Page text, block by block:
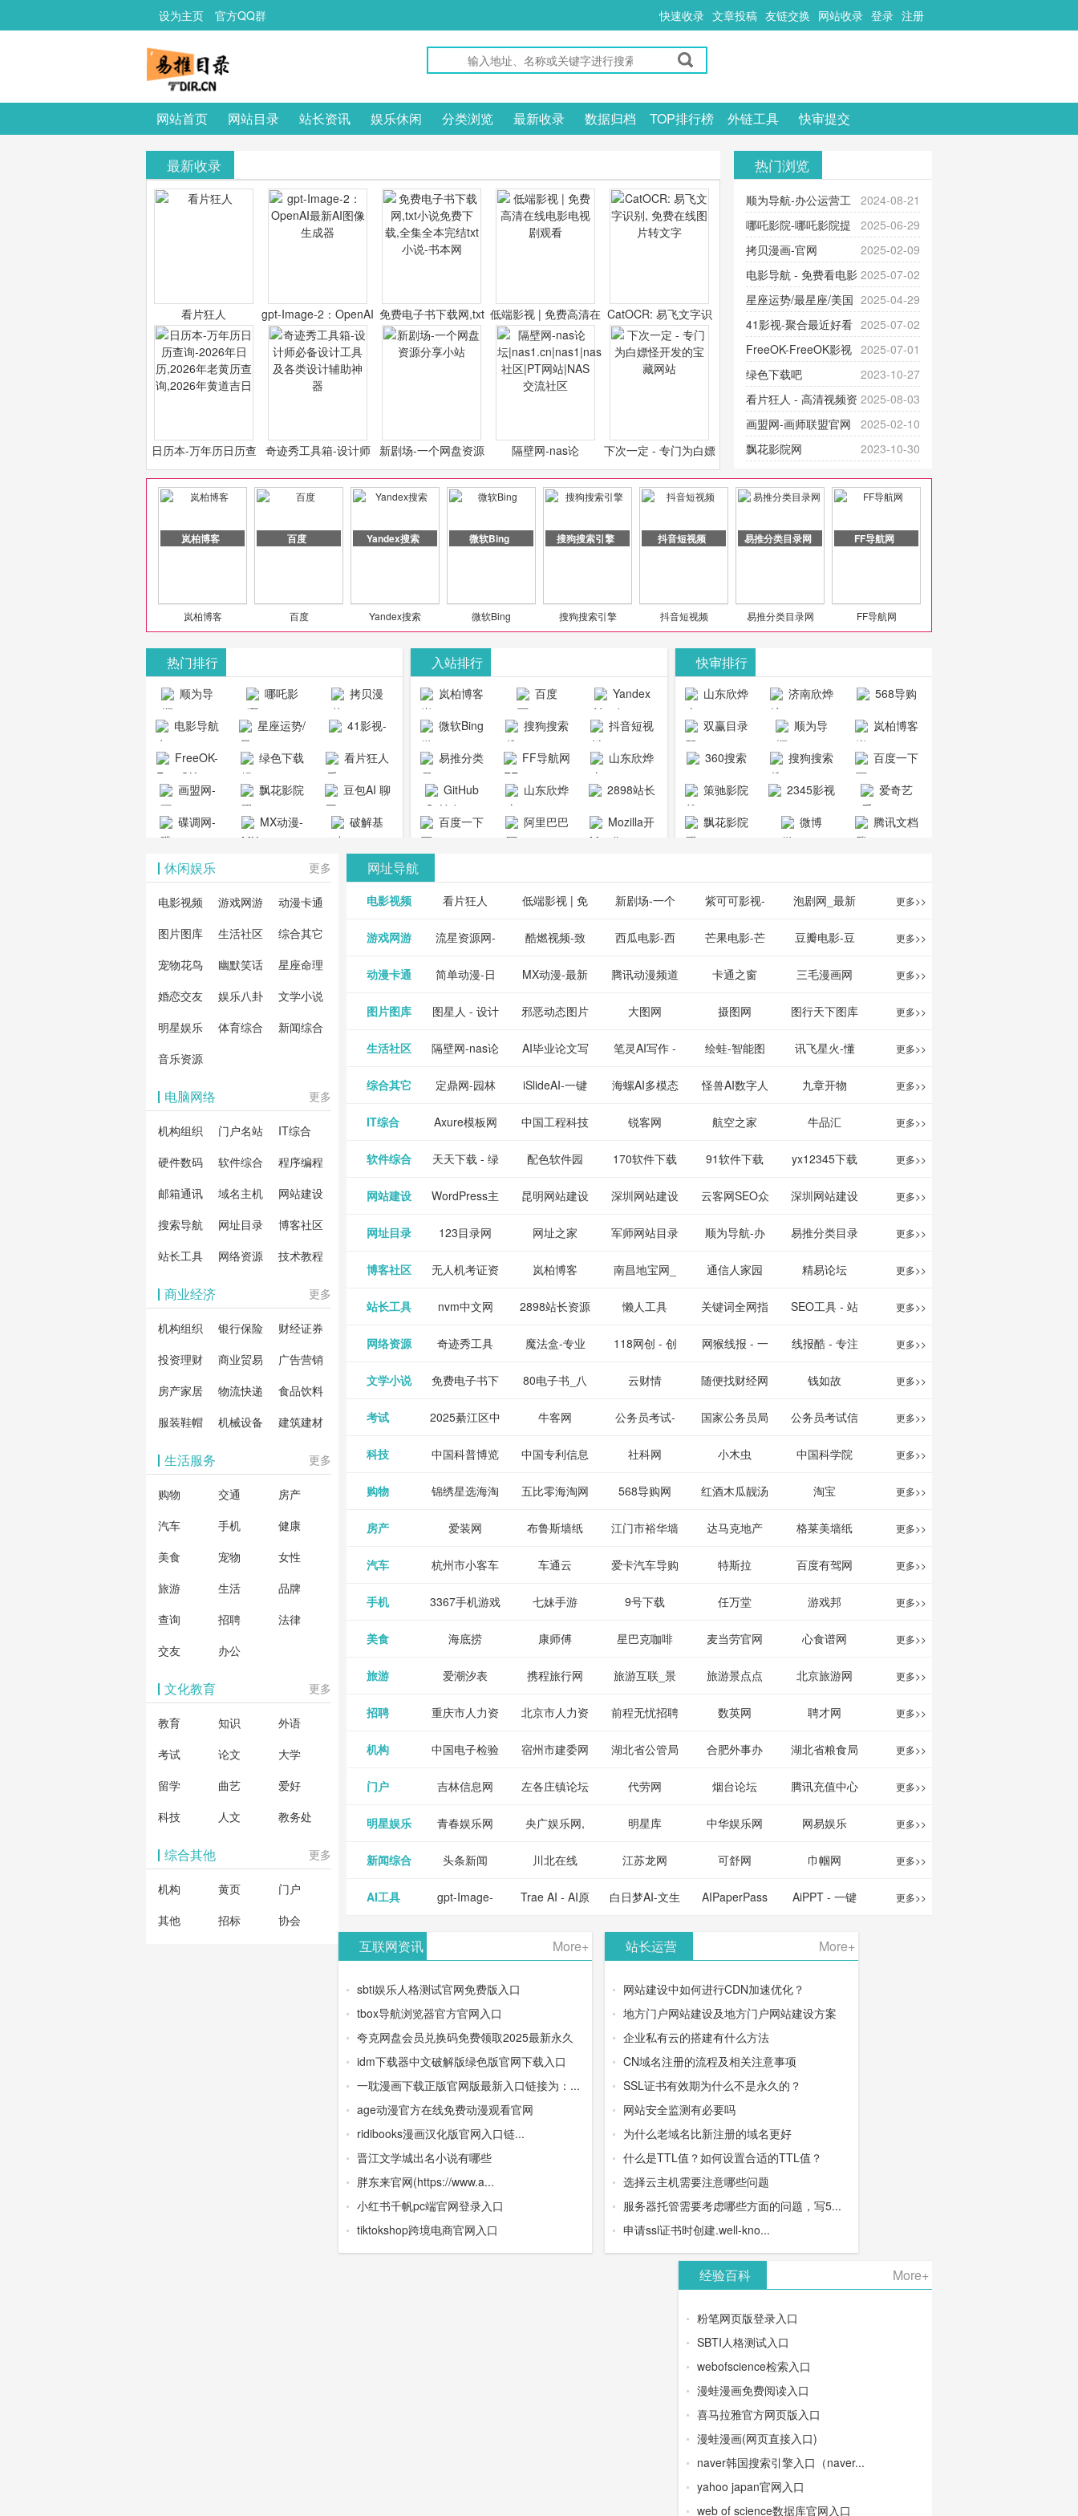
设为主页 官方QQ群 快速收录 文章投稿 友链交换 网站收录 登录 注册
网站首页 网站目录 站长资讯 娱乐休闲 分类浏览 最新收录 数据归档 TOP排行榜 外链工具 快审提交
最新收录
看片狂人
gpt-Image-2：OpenAI
最新AI图像生成器
免费电子书下载网,txt
小说免费下载,全集全
本完结txt小说-书本网
低端影视 | 免费高清在
线电影电视剧观看
CatOCR: 易飞文字识
别, 免费在线图片转文
字
日历本-万年历日历查
询-2026年日历,2026
年老黄历查询,2026年
奇迹秀工具箱-设计师
必备设计工具及各类设
计辅助神器
新剧场-一个网盘资源
分享小站
隔壁网-nas论
坛|nas1.cn|nas1|nas
社区|PT网站|NAS交流
下次一定 - 专门为白嫖
怪开发的宝藏网站
热门浏览
2024-08-21
顺为导航-办公运营工
具导航
2025-06-29
哪吒影院-哪吒影院提
供最新、最全的高清电影、电视
剧、动漫和综艺节目免费观看。平
台内容丰富，更新快速，支持在线
观看，满足各类影迷需求，提供无
广告、高清流畅的观影体验。
2025-02-09
拷贝漫画-官网
_www.copymango.com_动漫综合
2025-07-02
电影导航 - 免费看电影
就来这！ | 快导航网-免费看电影就
来这！收录大量免费看电影网站！
2025-04-29
星座运势/最星座/美国
神婆星座网
2025-07-02
41影视-聚合最近好看
的电视剧最新电影网站-41影视为您
提供最新成全短剧电视剧、电视剧
大全、好看的电视剧、最新的电影
在线观看，神马影院每天更新最新
好看的动作片、 喜剧片、爱情片、
2025-07-01
FreeOK-FreeOK影视
官网-最新影视资源|追剧也很卷
2023-10-27
绿色下载吧
2025-08-03
看片狂人 - 高清视频资
源免费在线观看
2025-02-10
画盟网-画师联盟官网
_huashilm.com_动漫综合2023-10-30
飘花影院网
页版入口
岚柏博客
岚柏博客
百度
百度
Yandex搜索
Yandex搜索
微软Bing
微软Bing
搜狗搜索引擎
搜狗搜索引擎
抖音短视频
抖音短视频
易推分类目录网
易推分类目录网
FF导航网
FF导航网
山东欣烨化工有限公
热门排行
顺为导
航-办公运营
哪吒影
院-哪吒影院
提供最新、
最全的高清
电影、电视
剧、动漫和
综艺节目免
台内容丰
富，更新快
速，支持在
线观看，满
需求，提供
无广告、高
拷贝漫
画-官网
_www.copymango.com_
动漫综合
电影导航
- 免费看电影
就来这！ | 快
导航网-免费
看电影就来
量免费看电
影网站！
星座运势/
最星座/美国
神婆星座网
41影视-
聚合最近好
看的电视剧
最新电影网
站-41影视为
成全短剧电
视剧、电视
看的电视
剧、最新的
看，神马影
院每天更新
动作片、 喜
剧片、爱情
等全新电
FreeOK-
FreeOK影视
官网-最新影
视资源|追剧
绿色下载
吧
看片狂人
- 高清视频资
源免费在线
观看
画盟网-
画师联盟官
_huashilm.com_
动漫综合
飘花影院
网
豆包AI 聊
天智能对话
网页版入口
碟调网-
提供最新电
视剧和2025
的在线观
看，快来碟
调电影网在
热门影视作
品吧！
MX动漫-
破解基
整合当前互
联网最新最
软件免费下
载、资源免
术教程学习
与交流平
解软件、整
卓破解软件
载！旨在打
造一个绿色
件共享站、
资源
入站排行
岚柏博客 百度
Yandex
搜索
微软Bing
搜狗搜索
引擎
抖音短视
频
易推分类
目录网
FF导航网
山东欣烨
化工有限公
GitHub
山东欣烨
生物科技有
2898站长
资源平台
百度一下
阿里巴巴
Mozilla开
快审排行
山东欣烨
生物科技有
济南欣烨
科技有限公
568导购
网
双赢目录
顺为导
航-办公运营
岚柏博客
360搜索
搜狗搜索
百度一下
策驰影院
2345影视
大全
爱奇艺
VIP会员
飘花影院
微博 腾讯文档
休闲娱乐 更多
电影视频 游戏网游
动漫卡通
图片图库
生活社区
综合其它
宠物花鸟
幽默笑话
星座命理
婚恋交友
娱乐八卦
文学小说
明星娱乐
体育综合
新闻综合
音乐资源
电脑网络 更多
机构组织 门户名站
IT综合
硬件数码
软件综合
程序编程
邮箱通讯
域名主机
网站建设
搜索导航
网址目录
博客社区
站长工具
网络资源 技术教程
商业经济 更多
机构组织 银行保险
财经证券
投资理财
商业贸易
广告营销
房产家居
物流快递
食品饮料
服装鞋帽
机械设备 建筑建材
生活服务 更多
购物 交通
房产
汽车
手机
健康
美食
宠物
女性
旅游
生活
品牌
查询
招聘
法律
交友
办公
文化教育 更多
教育 知识
外语
考试
论文
大学
留学
曲艺
爱好
科技
人文 教务处
综合其他 更多
机构 黄页
门户
其他
招标 协会
网址导航
电影视频 看片狂人 低端影视 | 免
费高清在线电
影电视剧观看
新剧场-一个
网盘资源分享
小站
紫可可影视-
紫可可,免费提
供最新高清电
影
泡剧网_最新
电视剧免费在
线观看_热播
电视剧大全
更多>>
游戏网游 流星资源网-
流星蝴蝶剑官
网资源下载站
酷燃视频-致
力于打造中国
领先的优质短
节目视频
西瓜电影-西
瓜视频网站电
影频道
芒果电影-芒
果TV网站电影
频道
豆瓣电影-豆
瓣电影提供最
新的电影介绍
及评论包括上
映影片的影讯
查询及购票服
务。你可以记
录想看、在看
和看过的电影
电视剧，顺便
打分、写影
评。根据你的
更多>>
动漫卡通 简单动漫-日
本动画BT下载
站
MX动漫-最新
最全动漫免费
在线观看
腾讯动漫频道
_comic.qq.com_
动漫综合
卡通之窗
_www.cartoonwin.com_
动漫原创
三毛漫画网
_www.sanmao.com.cn_
动漫原创
更多>>
图片图库 图星人 - 设计
图片素材免费
下载网站
邪恶动态图片
大全
大图网 摄图网 图行天下图库 更多>>
生活社区 隔壁网-nas论
坛|nas1.cn|nas1|nas
社区|PT网
站|NAS交流社
区
AI毕业论文写
作-AI毕业设
计-AI答辩问题
预测与PPT模
板生成
笔灵AI写作 -
国内领先的AI
写作助手
绘蛙-智能图
片、文案创作
平台
讯飞星火-懂
我的AI助手
更多>>
综合其它 定鼎网-园林
景观建筑室内
设计资料分享
平台
iSlideAI-一键
生成PPT模板
下载
海螺AI多模态
大语言模型
怪兽AI数字人 九章开物 更多>>
IT综合 Axure模板网 中国工程科技
知识中心
锐客网 航空之家 牛品汇 更多>>
软件综合 天天下载 - 绿
色精品软件应
用分享平台
配色软件园 170软件下载
站
91软件下载 yx12345下载
站
更多>>
网站建设 WordPress主
题模板下载_
爱主题
昆明网站建设 深圳网站建设 云客网SEO众
包服务平台
深圳网站建设 更多>>
网址目录 123目录网 网址之家 军师网站目录
网址大全
顺为导航-办
公运营工具导
航
易推分类目录
网
更多>>
博客社区 无人机考证资
讯网
岚柏博客 南昌地宝网_
南昌论坛
通信人家园 精易论坛 更多>>
站长工具 nvm中文网 2898站长资源
平台
懒人工具 关键词全网指
数查询
SEO工具 - 站
长之家
更多>>
网络资源 奇迹秀工具
箱-设计师必
备设计工具及
各类设计辅助
神器
魔法盒-专业
的游戏动画特
效学习平台
118网创 - 创
业项目资源分
享下载平台
网猴线报 - 一
个简单且纯粹
的活动线报资
源分享网站
线报酷 - 专注
线报活动
更多>>
文学小说 免费电子书下
载网,txt小说
免费下载,全集
全本完结txt小
说-书本网
80电子书_八
零电子书
_80txt_八零
小说网
云财情 随便找财经网 钱如故 更多>>
考试 2025綦江区中
考志愿填报系
统
牛客网 公务员考试-
中公教育网
国家公务员局 公务员考试信
息网
更多>>
科技 中国科普博览 中国专利信息
网
社科网 小木虫 中国科学院 更多>>
购物 锦绣星选海淘 五比零海淘网 568导购网 红酒木瓜靓汤
官网
淘宝 更多>>
房产 爱装网 布鲁斯墙纸 江门市裕华墙
纸
达马克地产 格莱美墙纸 更多>>
汽车 杭州市小客车
总量调控管理
信息系统
车通云 爱卡汽车导购 特斯拉 百度有驾网 更多>>
手机 3367手机游戏 七妹手游 9号下载 任万堂 游戏邦 更多>>
美食 海底捞 康师傅 星巴克咖啡 麦当劳官网 心食谱网 更多>>
旅游 爱潮汐表 携程旅行网 旅游互联_景
点门票预订
旅游景点点
评-猫途鹰
Tripadvisor
北京旅游网 更多>>
招聘 重庆市人力资
源和社会保障
局
北京市人力资
源和社会保障
前程无忧招聘
网
数英网 聘才网 更多>>
机构 中国电子检验
检疫业务网
宿州市建委网 湖北省公管局 合肥外事办 湖北省粮食局 更多>>
门户 吉林信息网 左各庄镇论坛 代劳网 烟台论坛 腾讯充值中心 更多>>
明星娱乐 青春娱乐网 央广娱乐网, 明星库 中华娱乐网 网易娱乐 更多>>
新闻综合 头条新闻 川北在线 江苏龙网 可舒网 巾帼网 更多>>
AI工具 gpt-Image-
器
Trae AI - AI原
pro与
DeepSeek模
白日梦AI-文生
视频类AIGC
AIPaperPass
千字大纲
AiPPT - 一键 更多>>
互联网资讯 More+
sbti娱乐人格测试官网免费版入口
tbox导航浏览器官方官网入口
夸克网盘会员兑换码免费领取2025最新永久
idm下载器中文破解版绿色版官网下载入口
一耽漫画下载正版官网版最新入口链接为：...
age动漫官方在线免费动漫观看官网
ridibooks漫画汉化版官网入口链...
晋江文学城出名小说有哪些
胖东来官网(https://www.a...
小红书千帆pc端官网登录入口
tiktokshop跨境电商官网入口
站长运营 More+
网站建设中如何进行CDN加速优化？
地方门户网站建设及地方门户网站建设方案
企业私有云的搭建有什么方法
CN域名注册的流程及相关注意事项
SSL证书有效期为什么不是永久的？
网站安全监测有必要吗
为什么老域名比新注册的域名更好
什么是TTL值？如何设置合适的TTL值？
选择云主机需要注意哪些问题
服务器托管需要考虑哪些方面的问题，写5...
申请ssl证书时创建.well-kno...
经验百科 More+
粉笔网页版登录入口
SBTI人格测试入口
webofscience检索入口
漫蛙漫画免费阅读入口
喜马拉雅官方网页版入口
漫蛙漫画(网页直接入口)
naver韩国搜索引擎入口（naver...
yahoo japan官网入口
web of science数据库官网入口